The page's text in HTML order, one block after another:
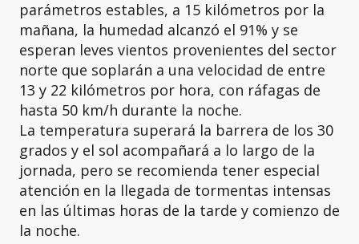
parámetros estables, a 15 kilómetros por la
mañana, la humedad alcanzó el 91% y se
esperan leves vientos provenientes del sector
norte que soplarán a una velocidad de entre
13 y 22 kilómetros por hora, con ráfagas de
hasta 50 km/h durante la noche.
La temperatura superará la barrera de los 30
grados y el sol acompañará a lo largo de la
jornada, pero se recomienda tener especial
atención en la llegada de tormentas intensas
en las últimas horas de la tarde y comienzo de
la noche.